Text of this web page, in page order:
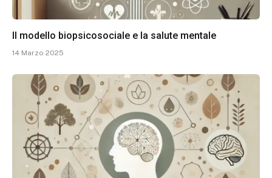
Il modello biopsicosociale e la salute mentale
14 Marzo 2025